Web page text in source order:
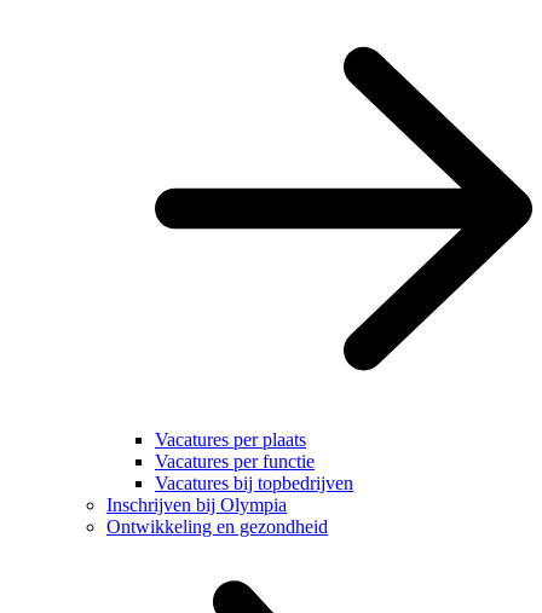
Vacatures per plaats
Vacatures per functie
Vacatures bij topbedrijven
Inschrijven bij Olympia
Ontwikkeling en gezondheid